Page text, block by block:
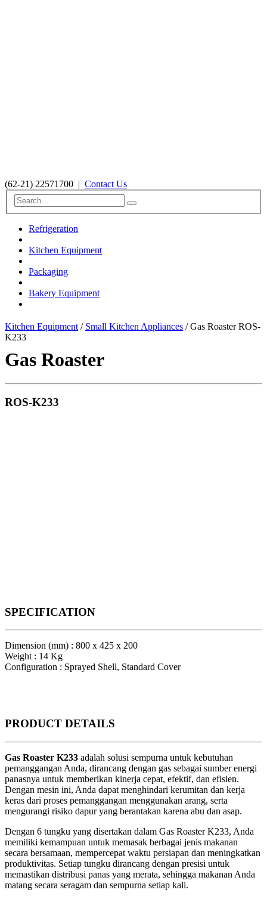
(62-21) 22571700 | Contact Us
Refrigeration
Kitchen Equipment
Packaging
Bakery Equipment
Kitchen Equipment / Small Kitchen Appliances / Gas Roaster ROS-
K233
Gas Roaster
ROS-K233
SPECIFICATION
Dimension (mm) : 800 x 425 x 200
Weight : 14 Kg
Configuration : Sprayed Shell, Standard Cover
PRODUCT DETAILS
Gas Roaster K233 adalah solusi sempurna untuk kebutuhan
pemanggangan Anda, dirancang dengan gas sebagai sumber energi
panasnya untuk memberikan kinerja cepat, efektif, dan efisien.
Dengan mesin ini, Anda dapat menghindari kerumitan dan kerja
keras dari proses pemanggangan menggunakan arang, serta
mengurangi risiko dapur yang berantakan karena abu dan asap.
Dengan 6 tungku yang disertakan dalam Gas Roaster K233, Anda
memiliki kemampuan untuk memasak berbagai jenis makanan
secara bersamaan, mempercepat waktu persiapan dan meningkatkan
produktivitas. Setiap tungku dirancang dengan presisi untuk
memastikan distribusi panas yang merata, sehingga makanan Anda
matang secara seragam dan sempurna setiap kali.